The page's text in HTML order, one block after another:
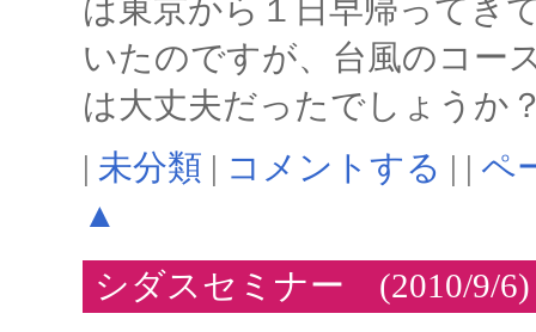
は東京から１日早帰ってき
いたのですが、台風のコー
は大丈夫だったでしょう
| 未分類 | コメントする | | ペ
▲
シダスセミナー (2010/9/6)